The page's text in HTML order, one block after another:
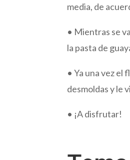
media, de
• Mientras se
la pasta de
• Ya una vez el
desmoldas y le
• ¡A disfrutar!